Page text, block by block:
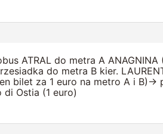
ATRAL do metra A
do metra B kier.
bilet za 1 euro na metro A i B)-
di Ostia (1 euro)